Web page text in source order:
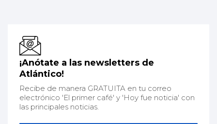
¡Anótate a las newsletters de
Atlántico!
Recibe de manera GRATUITA en tu correo
electrónico 'El primer café' y 'Hoy fue noticia' con
las principales noticias.